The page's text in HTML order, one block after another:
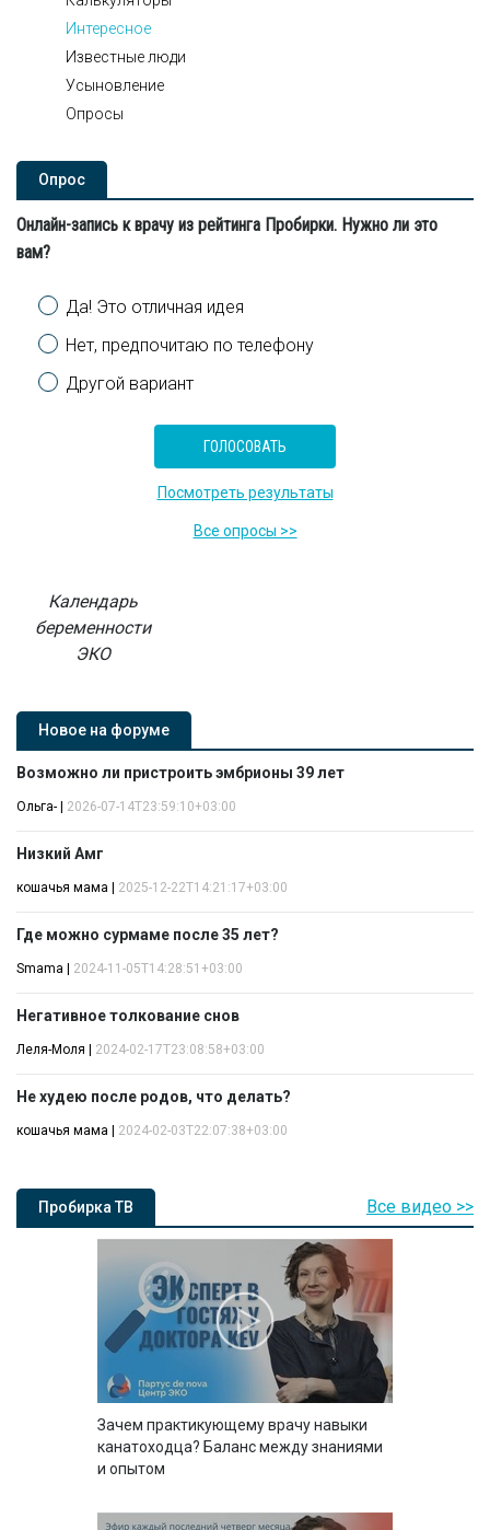
Интересное
Известные люди
Усыновление
Опросы
Опроc
Онлайн-запись к врачу из рейтинга Пробирки. Нужно ли это
вам?
Варианты
Да! Это отличная идея
Нет, предпочитаю по телефону
Другой вариант
Посмотреть результаты
Все опросы >>
Календарь
беременности
ЭКО
Новое на форуме
Возможно ли пристроить эмбрионы 39 лет
Ольга- 2026-07-14T23:59:10+03:00
Низкий Амг
кошачья мама 2025-12-22T14:21:17+03:00
Где можно сурмаме после 35 лет?
Smama 2024-11-05T14:28:51+03:00
Негативное толкование снов
Леля-Моля 2024-02-17T23:08:58+03:00
Не худею после родов, что делать?
кошачья мама 2024-02-03T22:07:38+03:00
Пробирка ТВ
Зачем практикующему врачу навыки
канатоходца? Баланс между знаниями
и опытом
Все видео >>